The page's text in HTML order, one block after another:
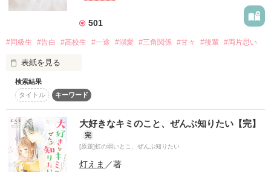
家だとめちゃくちゃ表情崩すし…
「俺以外の男に触らせたの？」
「……俺のものにしたいよ」
…………だと思っていた、のに。
そんな彼の裏を知ってしまい、私の高校生活が狂わされる。
作品を読む
Uchida Sawa
◇
・
『──冗談でもいいし、
アイツの代わりでもいーよ』
────はずだった。
▼
久住 花乃
Kano Kuzumi
×
501
#同級生 #告白 #高校生 #一途 #溺愛 #三角関係 #甘々 #後輩 #両片思い
表紙を見る
至って平穏に
検索結果
タイトル
キーワード
大好きなキミのこと、ぜんぶ知りたい【完】
完
[原題]虹の弱いとこ、ぜんぶ知りたい
灯えま ／著